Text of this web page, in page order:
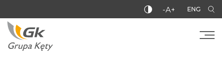
-A+ ENG